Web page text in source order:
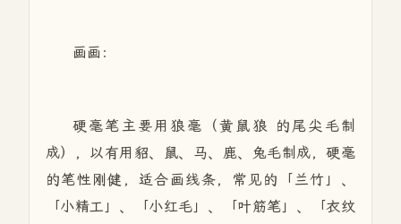
画画：
硬毫笔主要用狼毫（黄鼠狼 的尾尖毛制
成），以有用貂、鼠、马、鹿、兔毛制成，硬毫
的笔性刚健，适合画线条，常见的「兰竹」、
「小精工」、「小红毛」、「叶筋笔」、「衣纹